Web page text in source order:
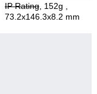
IP Rating, 152g
73.2x146.3x8.2 mm